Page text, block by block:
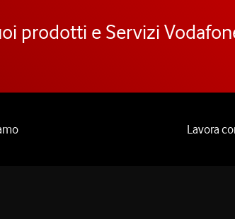
prodotti e Servizi
Lavora